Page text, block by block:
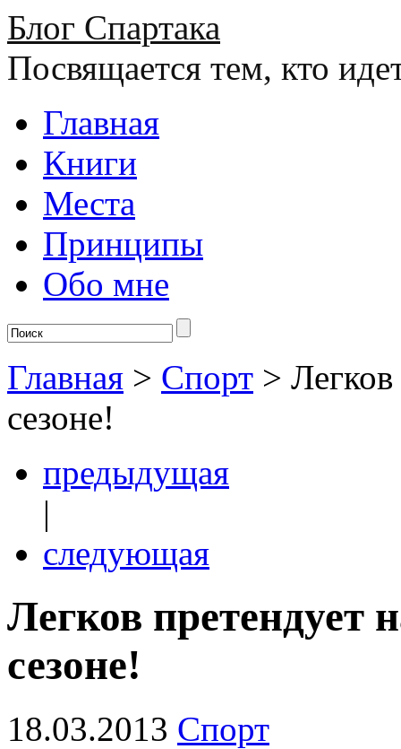
Блог Спартака
Посвящается тем, кто
Главная
Книги
Места
Принципы
Обо мне
Главная > Спорт >
сезоне!
предыдущая
|
следующая
Легков претендует
сезоне!
18.03.2013 Спорт